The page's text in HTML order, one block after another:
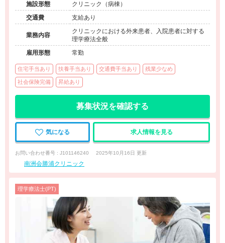
施設形態
クリニック（病棟）
交通費
支給あり
業務内容
クリニックにおける外来患者、入院患者に対する
理学療法全般
雇用形態
常勤
住宅手当あり 扶養手当あり 交通費手当あり 残業少なめ
社会保険完備 昇給あり
募集状況を確認する
気になる 求人情報を見る
お問い合わせ番号 : J101146240 2025年10月16日 更新
南洲会勝浦クリニック
理学療法士(PT)